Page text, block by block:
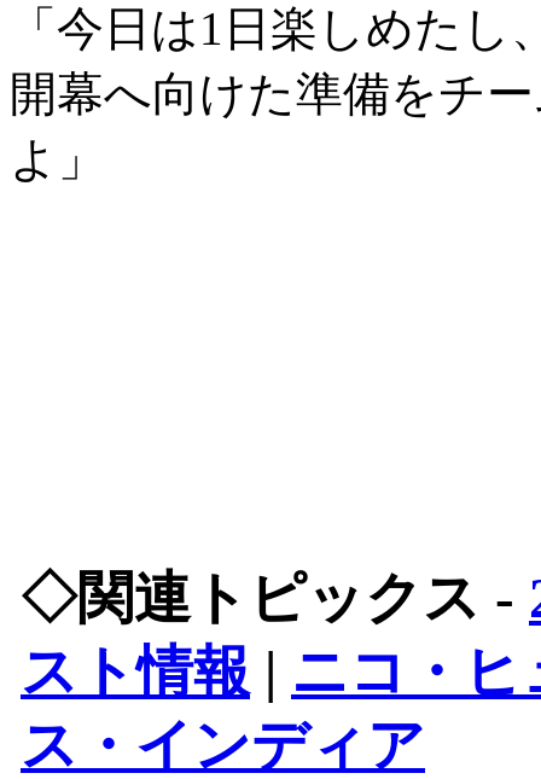
「今日は1日楽しめた
開幕へ向けた準備をチ
よ」
◇関連トピックス -
スト情報 | ニコ・
ス・インディア